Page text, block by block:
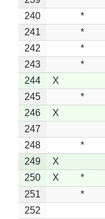
240
*
241
*
242
*
243
*
244
X
245
*
246
X
247
248
*
249
X
250
X *
251
*
252